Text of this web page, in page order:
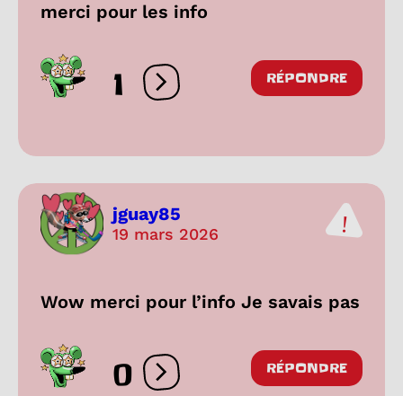
merci pour les info
1 Ouvrir les réactions
RÉPONDRE
jguay85
19 mars 2026
Wow merci pour l’info Je savais pas
0 Ouvrir les réactions
RÉPONDRE